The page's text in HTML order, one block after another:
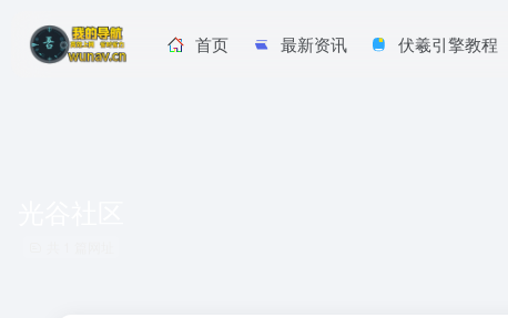
首页 最新资讯 伏羲引擎教程